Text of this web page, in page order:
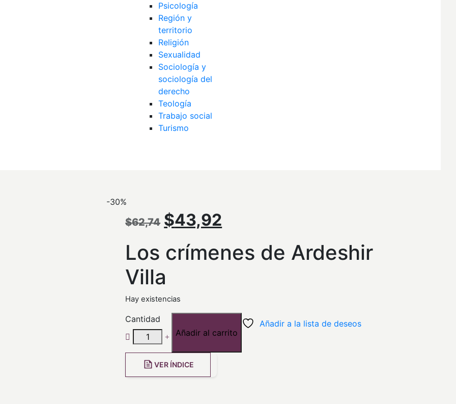
Psicología
Región y
territorio
Religión
Sexualidad
Sociología y
sociología del
derecho
Teología
Trabajo social
Turismo
-30%
$62,74 El
precio
original
era:
$62,74.
$43,92
precio
$43,92.
Los crímenes de Ardeshir
Villa
Hay existencias
Cantidad
Añadir al carrito
VER ÍNDICE
Añadir a la lista de deseos